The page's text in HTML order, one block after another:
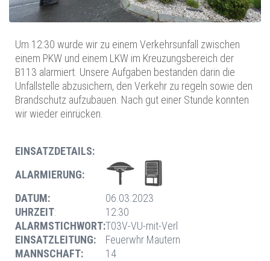
Um 12:30 wurde wir zu einem Verkehrsunfall zwischen
einem PKW und einem LKW im Kreuzungsbereich der
B113 alarmiert. Unsere Aufgaben bestanden darin die
Unfallstelle abzusichern, den Verkehr zu regeln sowie den
Brandschutz aufzubauen. Nach gut einer Stunde konnten
wir wieder einrücken.
EINSATZDETAILS:
ALARMIERUNG:
DATUM:
06.03.2023
UHRZEIT:
12:30
ALARMSTICHWORT:T03V-VU-mit-Verl
EINSATZLEITUNG:
Feuerwhr Mautern
MANNSCHAFT:
14